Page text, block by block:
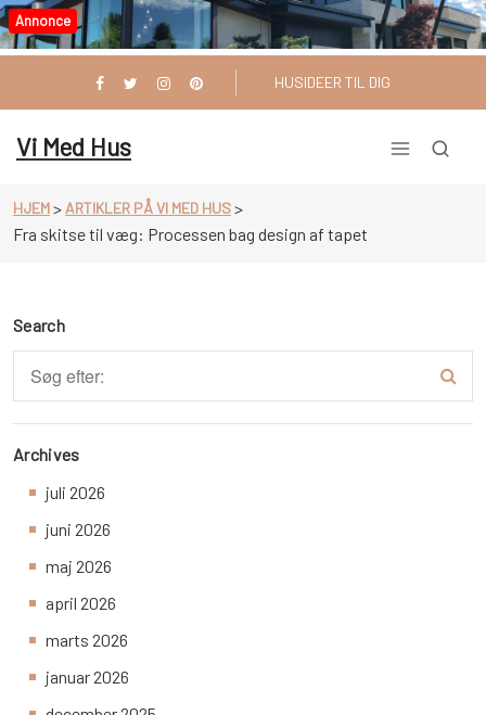
Videre
til
Annonce
HUSIDEER TIL DIG
Vi Med Hus
HJEM> ARTIKLER PÅ VI MED HUS>
Fra skitse til væg: Processen bag design af tapet
Search
Archives
juli 2026
juni 2026
maj 2026
april 2026
marts 2026
januar 2026